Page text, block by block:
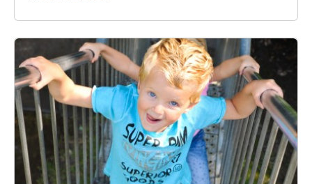
en groepen.